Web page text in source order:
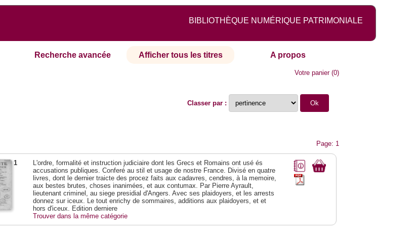
BIBLIOTHÈQUE NUMÉRIQUE PATRIMONIALE
Recherche avancée Afficher tous les titres A propos
Votre panier(0)
Classer par :
Page: 1
1
L'ordre, formalité et instruction judiciaire dont les Grecs et Romains ont usé és
accusations publiques. Conferé au stil et usage de nostre France. Divisé en quatre
livres, dont le dernier traicte des procez faits aux cadavres, cendres, à la memoire,
aux bestes brutes, choses inanimées, et aux contumax. Par Pierre Ayrault,
lieutenant criminel, au siege presidial d'Angers. Avec ses plaidoyers, et les arrests
donnez sur iceux. Le tout enrichy de sommaires, additions aux plaidoyers, et et
hors d'iceux. Edition derniere
Trouver dans la même catégorie